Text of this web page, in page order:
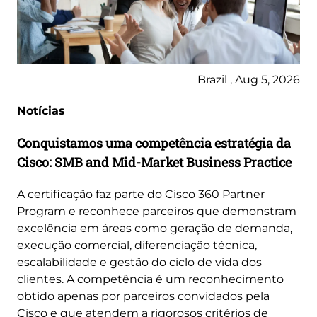
Brazil , Aug 5, 2026
Notícias
Conquistamos uma competência estratégia da
Cisco: SMB and Mid-Market Business Practice
A certificação faz parte do Cisco 360 Partner
Program e reconhece parceiros que demonstram
excelência em áreas como geração de demanda,
execução comercial, diferenciação técnica,
escalabilidade e gestão do ciclo de vida dos
clientes. A competência é um reconhecimento
obtido apenas por parceiros convidados pela
Cisco e que atendem a rigorosos critérios de